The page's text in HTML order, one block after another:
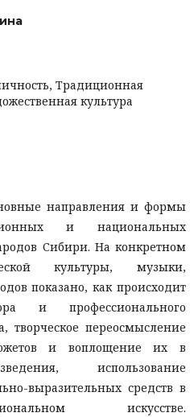
Традиционная
культура
направления и формы
и национальных
Сибири. На конкретном
культуры, музыки,
показано, как происходит
и профессионального
творческое переосмысление
и воплощение их в
использование
выразительных средств в
искусстве.